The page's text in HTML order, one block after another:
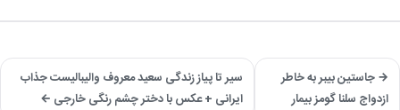
→ جاستین بیبر به خاطر
ازدواج سلنا گومز بیمار
سیر تا پیاز زندگی سعید معروف والیبالیست جذاب
ایرانی + عکس با دختر چشم رنگی خارجی ←